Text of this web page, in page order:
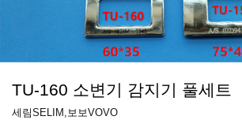
TU-160 소변기 감지기 풀세트
세림SELIM,보보VOVO